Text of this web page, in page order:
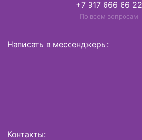
+7 917 666 66 22
По всем вопросам
Написать в мессенджеры:
Контакты: